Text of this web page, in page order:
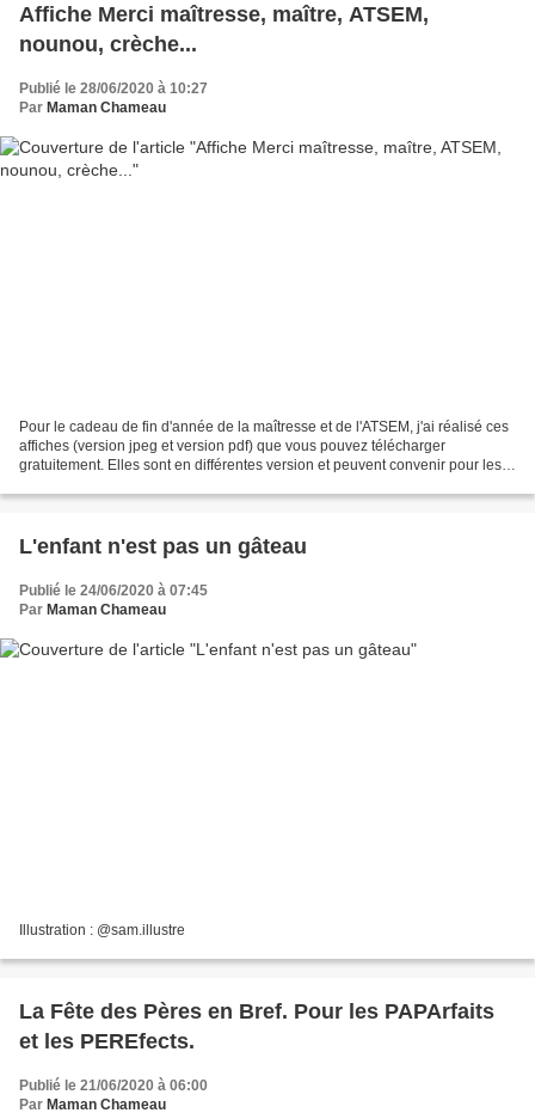
Affiche Merci maîtresse, maître, ATSEM,
nounou, crèche...
Publié le 28/06/2020 à 10:27
Par Maman Chameau
Pour le cadeau de fin d'année de la maîtresse et de l'ATSEM, j'ai réalisé ces
affiches (version jpeg et version pdf) que vous pouvez télécharger
gratuitement. Elles sont en différentes version et peuvent convenir pour les
L'enfant n'est pas un gâteau
Publié le 24/06/2020 à 07:45
Par Maman Chameau
Illustration : @sam.illustre
La Fête des Pères en Bref. Pour les PAPArfaits
et les PEREfects.
Publié le 21/06/2020 à 06:00
Par Maman Chameau